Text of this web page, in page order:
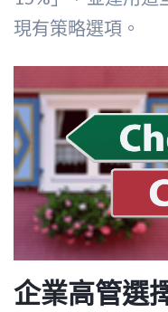
現有策略選項。
企業高管選